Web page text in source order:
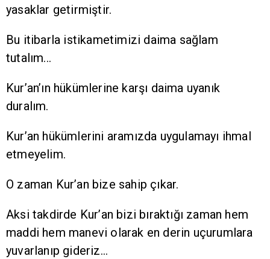
yasaklar getirmiştir.
Bu itibarla istikametimizi daima sağlam
tutalım...
Kur’an’ın hükümlerine karşı daima uyanık
duralım.
Kur’an hükümlerini aramızda uygulamayı ihmal
etmeyelim.
O zaman Kur’an bize sahip çıkar.
Aksi takdirde Kur’an bizi bıraktığı zaman hem
maddi hem manevi olarak en derin uçurumlara
yuvarlanıp gideriz…